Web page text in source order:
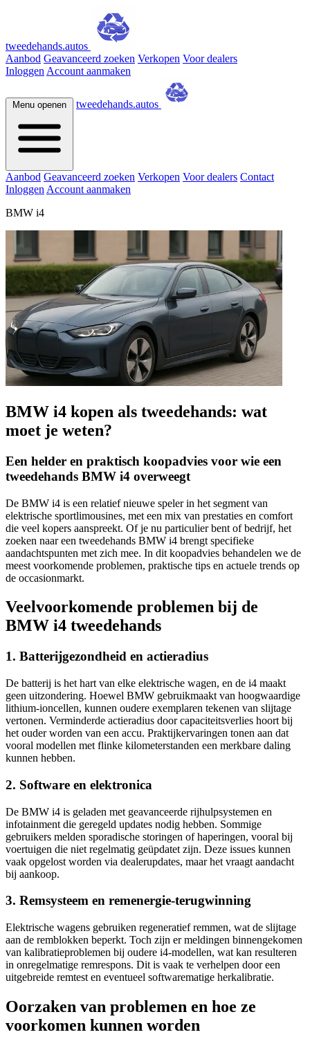
tweedehands.autos
Aanbod Geavanceerd zoeken Verkopen Voor dealers
Inloggen Account aanmaken
Menu openen tweedehands.autos
Aanbod Geavanceerd zoeken Verkopen Voor dealers Contact
Inloggen Account aanmaken
BMW i4
BMW i4 kopen als tweedehands: wat
moet je weten?
Een helder en praktisch koopadvies voor wie een
tweedehands BMW i4 overweegt
De BMW i4 is een relatief nieuwe speler in het segment van
elektrische sportlimousines, met een mix van prestaties en comfort
die veel kopers aanspreekt. Of je nu particulier bent of bedrijf, het
zoeken naar een tweedehands BMW i4 brengt specifieke
aandachtspunten met zich mee. In dit koopadvies behandelen we de
meest voorkomende problemen, praktische tips en actuele trends op
de occasionmarkt.
Veelvoorkomende problemen bij de
BMW i4 tweedehands
1. Batterijgezondheid en actieradius
De batterij is het hart van elke elektrische wagen, en de i4 maakt
geen uitzondering. Hoewel BMW gebruikmaakt van hoogwaardige
lithium-ioncellen, kunnen oudere exemplaren tekenen van slijtage
vertonen. Verminderde actieradius door capaciteitsverlies hoort bij
het ouder worden van een accu. Praktijkervaringen tonen aan dat
vooral modellen met flinke kilometerstanden een merkbare daling
kunnen hebben.
2. Software en elektronica
De BMW i4 is geladen met geavanceerde rijhulpsystemen en
infotainment die geregeld updates nodig hebben. Sommige
gebruikers melden sporadische storingen of haperingen, vooral bij
voertuigen die niet regelmatig geüpdatet zijn. Deze issues kunnen
vaak opgelost worden via dealerupdates, maar het vraagt aandacht
bij aankoop.
3. Remsysteem en remenergie-terugwinning
Elektrische wagens gebruiken regeneratief remmen, wat de slijtage
aan de remblokken beperkt. Toch zijn er meldingen binnengekomen
van kalibratieproblemen bij oudere i4-modellen, wat kan resulteren
in onregelmatige remrespons. Dit is vaak te verhelpen door een
uitgebreide remtest en eventueel softwarematige herkalibratie.
Oorzaken van problemen en hoe ze
voorkomen kunnen worden